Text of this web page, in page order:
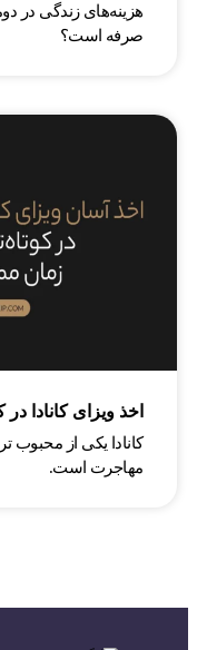
هزینه‌های زندگی در
صرفه است؟
اخذ ویزای کانادا
کانادا یکی از محبوب‌
مهاجرت است.